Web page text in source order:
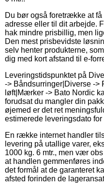
Du bør også foretrække at
adresse eller til dit arbejde.
hak mindre prisbillig, men
Den mest prisbevidste
selv henter produkterne,
dig med kort afstand til e-
Leveringstidspunktet på
-> Båndsurringer|Diverse ->
løft|Mærker -> Bato Nordic
forudsat du mangler din
øjemed er det ret
estimerede leveringsdato
En række internet handler
levering på utallige varer,
1000 kg. 6 mtr., men vær
at handlen gemmenføres
det formål at de garanteret
afsted forinden de